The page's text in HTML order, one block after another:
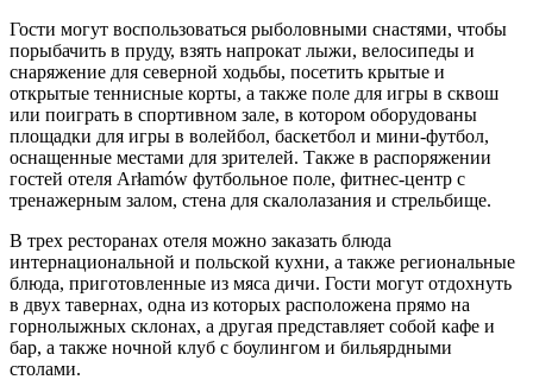
Гости могут воспользоваться рыболовными снастями, чтобы
порыбачить в пруду, взять напрокат лыжи, велосипеды и
снаряжение для северной ходьбы, посетить крытые и
открытые теннисные корты, а также поле для игры в сквош
или поиграть в спортивном зале, в котором оборудованы
площадки для игры в волейбол, баскетбол и мини-футбол,
оснащенные местами для зрителей. Также в распоряжении
гостей отеля Arłamów футбольное поле, фитнес-центр с
тренажерным залом, стена для скалолазания и стрельбище.
В трех ресторанах отеля можно заказать блюда
интернациональной и польской кухни, а также региональные
блюда, приготовленные из мяса дичи. Гости могут отдохнуть
в двух тавернах, одна из которых расположена прямо на
горнолыжных склонах, а другая представляет собой кафе и
бар, а также ночной клуб с боулингом и бильярдными
столами.